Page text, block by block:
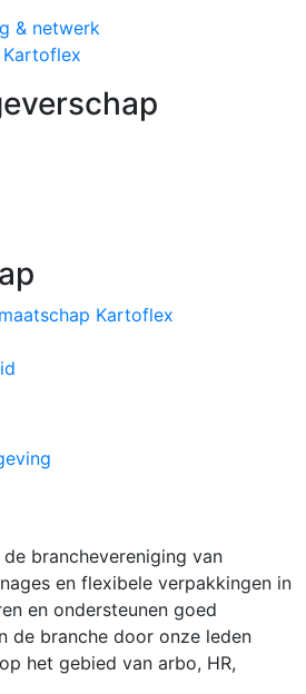
& netwerk
Kartoflex
Kartoflex
branchevereniging van
en flexibele verpakkingen in
en ondersteunen goed
de branche door onze leden
het gebied van arbo, HR,